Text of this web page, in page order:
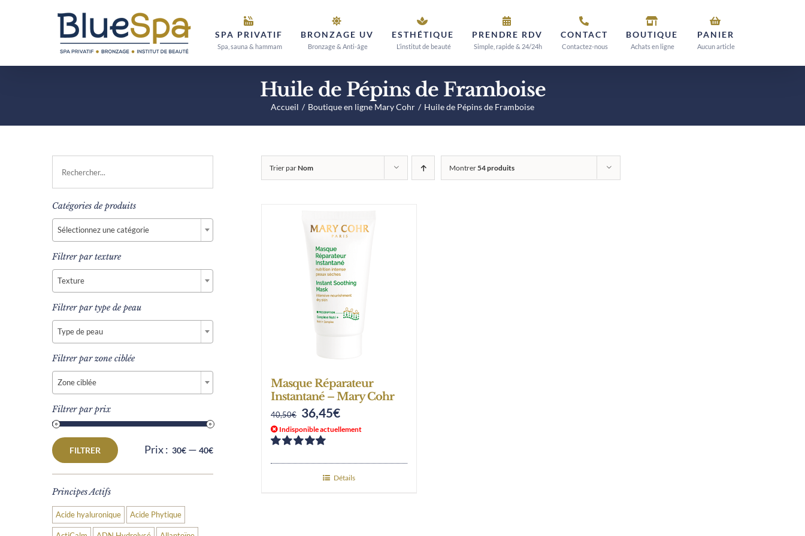
SPA PRIVATIF
Spa, sauna & hammam
BRONZAGE UV
Bronzage & Anti-âge
ESTHÉTIQUE
L’institut de beauté
PRENDRE RDV
Simple, rapide & 24/24h
CONTACT
Contactez-nous
BOUTIQUE
Achats en ligne
PANIER
Aucun article
Huile de Pépins de Framboise
Accueil Boutique en ligne Mary Cohr Huile de Pépins de Framboise
Trier parNom Montrer54 produits
Masque Réparateur
Instantané – Mary Cohr
5
40,50€ Original
price
36,45€Current
price
Indisponible actuellement
Détails
Catégories de produits
Sélectionnez une catégorie
Filtrer par texture
Texture
Filtrer par type de peau
Type de peau
Filtrer par zone ciblée
Zone ciblée
Filtrer par prix
Prix
min
Prix
max
FILTRER Prix : 30€ —40€
Principes Actifs
Acide hyaluronique Acide Phytique